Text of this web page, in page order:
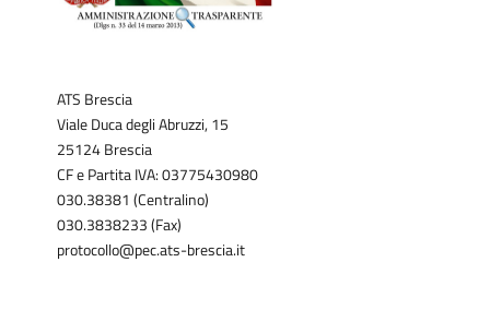
ATS Brescia
Viale Duca degli Abruzzi, 15
25124 Brescia
CF e Partita IVA: 03775430980
030.38381 (Centralino)
030.3838233 (Fax)
protocollo@pec.ats-brescia.it